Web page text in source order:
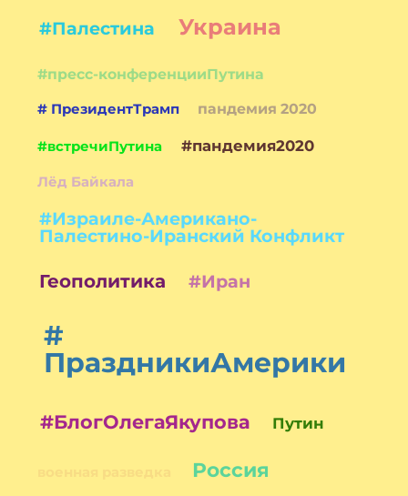
#Палестина Украина
#пресс-конференцииПутина
# ПрезидентТрамп пандемия 2020
#встречиПутина #пандемия2020
Лёд Байкала
#Израиле-Американо-
Палестино-Иранский Конфликт
Геополитика #Иран
#
ПраздникиАмерики
#БлогОлегаЯкупова Путин
Россия